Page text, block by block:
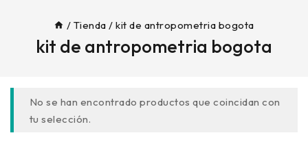
/ Tienda / kit de antropometria bogota
kit de antropometria bogota
No se han encontrado productos que coincidan con
tu selección.